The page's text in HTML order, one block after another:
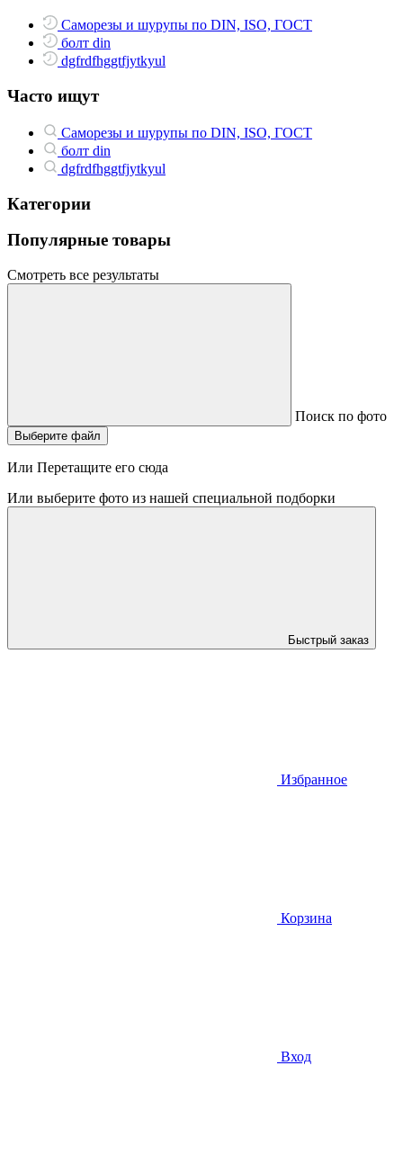
Саморезы и шурупы по DIN, ISO, ГОСТ
болт din
dgfrdfhggtfjytkyul
Часто ищут
Саморезы и шурупы по DIN, ISO, ГОСТ
болт din
dgfrdfhggtfjytkyul
Категории
Популярные товары
Смотреть все результаты
Поиск по фото
Выберите файл
Или Перетащите его сюда
Или выберите фото из нашей специальной подборки
Быстрый заказ
Избранное
Корзина
Вход